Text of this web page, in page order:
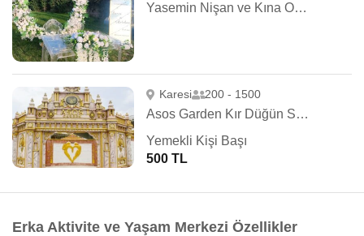
Yasemin Nişan ve Kına Organizasyon
Karesi 200 - 1500
Asos Garden Kır Düğün Sarayı
Yemekli Kişi Başı
500 TL
Erka Aktivite ve Yaşam Merkezi Özellikler